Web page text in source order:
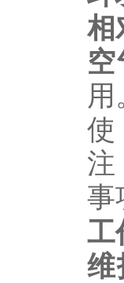
相
用
事
工
维